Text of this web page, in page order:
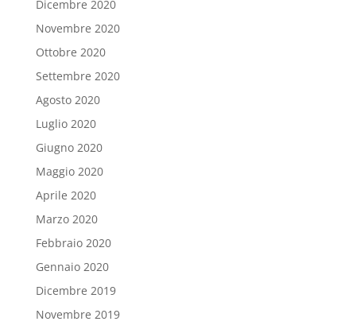
Dicembre 2020
Novembre 2020
Ottobre 2020
Settembre 2020
Agosto 2020
Luglio 2020
Giugno 2020
Maggio 2020
Aprile 2020
Marzo 2020
Febbraio 2020
Gennaio 2020
Dicembre 2019
Novembre 2019